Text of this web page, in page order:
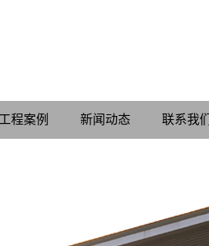
工程案例 新闻动态 联系我们